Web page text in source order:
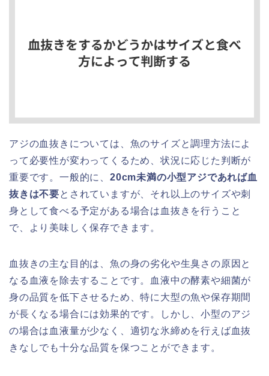
アジの血抜きについては、魚のサイズと調理方法によ
って必要性が変わってくるため、状況に応じた判断が
重要です。一般的に、 20cm未満の小型アジであれば血
抜きは不要とされていますが、それ以上のサイズや刺
身として食べる予定がある場合は血抜きを行うこと
で、より美味しく保存できます。
血抜きの主な目的は、魚の身の劣化や生臭さの原因と
なる血液を除去することです。血液中の酵素や細菌が
身の品質を低下させるため、特に大型の魚や保存期間
が長くなる場合には効果的です。しかし、小型のアジ
の場合は血液量が少なく、適切な氷締めを行えば血抜
きなしでも十分な品質を保つことができます。